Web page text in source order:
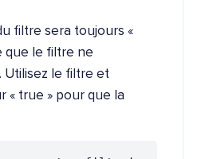
filtre sera toujours «
que le filtre ne
Utilisez le filtre et
« true » pour que la